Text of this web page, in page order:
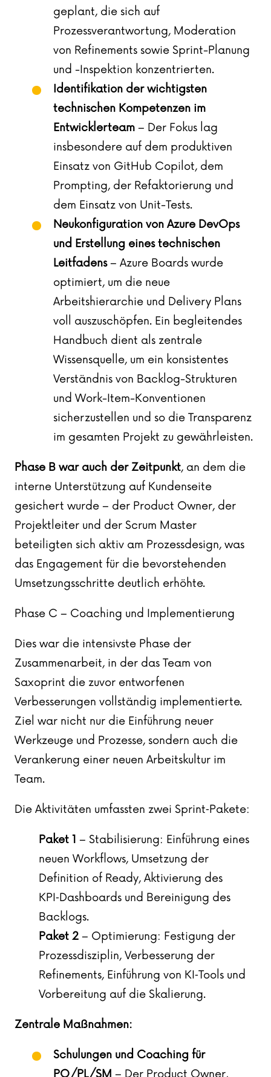
geplant, die sich auf
Prozessverantwortung, Moderation
von Refinements sowie Sprint-Planung
und -Inspektion konzentrierten.
Identifikation der wichtigsten
technischen Kompetenzen im
Entwicklerteam – Der Fokus lag
insbesondere auf dem produktiven
Einsatz von GitHub Copilot, dem
Prompting, der Refaktorierung und
dem Einsatz von Unit-Tests.
Neukonfiguration von Azure DevOps
und Erstellung eines technischen
Leitfadens– Azure Boards wurde
optimiert, um die neue
Arbeitshierarchie und Delivery Plans
voll auszuschöpfen. Ein begleitendes
Handbuch dient als zentrale
Wissensquelle, um ein konsistentes
Verständnis von Backlog-Strukturen
und Work-Item-Konventionen
sicherzustellen und so die Transparenz
im gesamten Projekt zu gewährleisten.
Phase B war auch der Zeitpunkt, an dem die
interne Unterstützung auf Kundenseite
gesichert wurde – der Product Owner, der
Projektleiter und der Scrum Master
beteiligten sich aktiv am Prozessdesign, was
das Engagement für die bevorstehenden
Umsetzungsschritte deutlich erhöhte.
Phase C – Coaching und Implementierung
Dies war die intensivste Phase der
Zusammenarbeit, in der das Team von
Saxoprint die zuvor entworfenen
Verbesserungen vollständig implementierte.
Ziel war nicht nur die Einführung neuer
Werkzeuge und Prozesse, sondern auch die
Verankerung einer neuen Arbeitskultur im
Team.
Die Aktivitäten umfassten zwei Sprint‑Pakete:
Paket 1 – Stabilisierung: Einführung eines
neuen Workflows, Umsetzung der
Definition of Ready, Aktivierung des
KPI‑Dashboards und Bereinigung des
Backlogs.
Paket 2 – Optimierung: Festigung der
Prozessdisziplin, Verbesserung der
Refinements, Einführung von KI‑Tools und
Vorbereitung auf die Skalierung.
Zentrale Maßnahmen:
Schulungen und Coaching für
PO/PL/SM – Der Product Owner,